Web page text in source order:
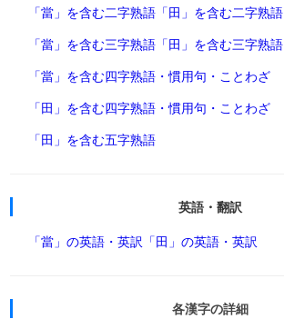
「當」を含む二字熟語 「田」を含む二字熟語
「當」を含む三字熟語 「田」を含む三字熟語
「當」を含む四字熟語・慣用句・ことわざ
「田」を含む四字熟語・慣用句・ことわざ
「田」を含む五字熟語
英語・翻訳
「當」の英語・英訳 「田」の英語・英訳
各漢字の詳細